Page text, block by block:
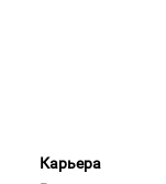
Карьера